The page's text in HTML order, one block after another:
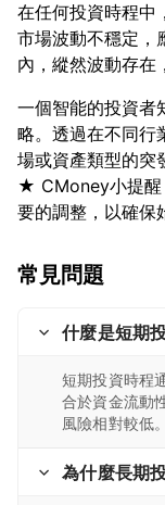
在任何投資時程中
市場波動不穩定，
一個智能的投資者
略。透過在不同行
場或資產類型的突
★ CMoney小提醒
常見問題
什麼是短期
短期投資時程
合於資金流動
風險相對較低。
為什麼長期